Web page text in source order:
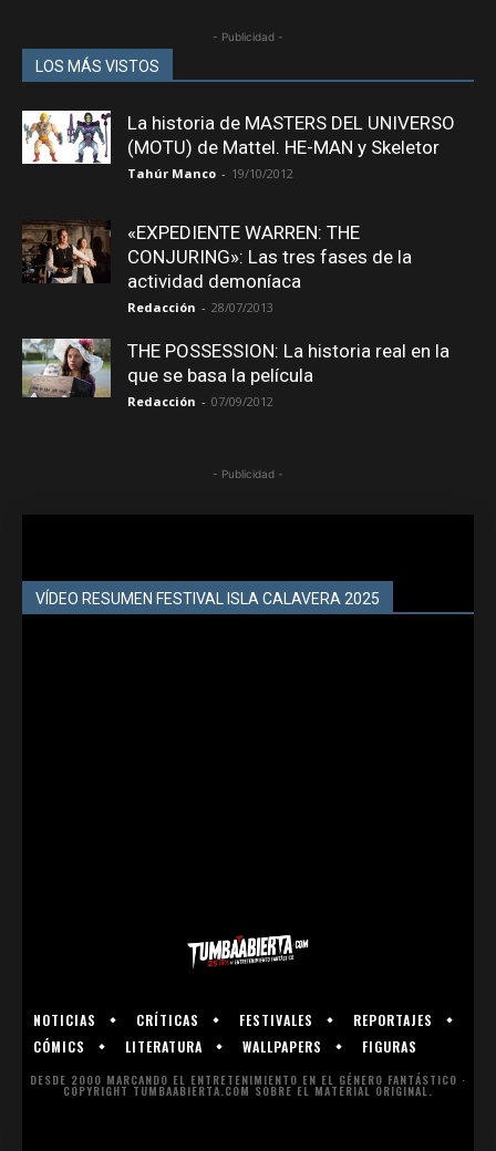
- Publicidad -
LOS MÁS VISTOS
La historia de MASTERS DEL UNIVERSO
(MOTU) de Mattel. HE-MAN y Skeletor
Tahúr Manco - 19/10/2012
«EXPEDIENTE WARREN: THE
CONJURING»: Las tres fases de la
actividad demoníaca
Redacción - 28/07/2013
THE POSSESSION: La historia real en la
que se basa la película
Redacción - 07/09/2012
- Publicidad -
VÍDEO RESUMEN FESTIVAL ISLA CALAVERA 2025
NOTICIAS CRÍTICAS FESTIVALES
REPORTAJES
CÓMICS
LITERATURA WALLPAPERS FIGURAS
DESDE 2000 MARCANDO EL ENTRETENIMIENTO EN EL GÉNERO FANTÁSTICO ·
COPYRIGHT TUMBAABIERTA.COM SOBRE EL MATERIAL ORIGINAL.